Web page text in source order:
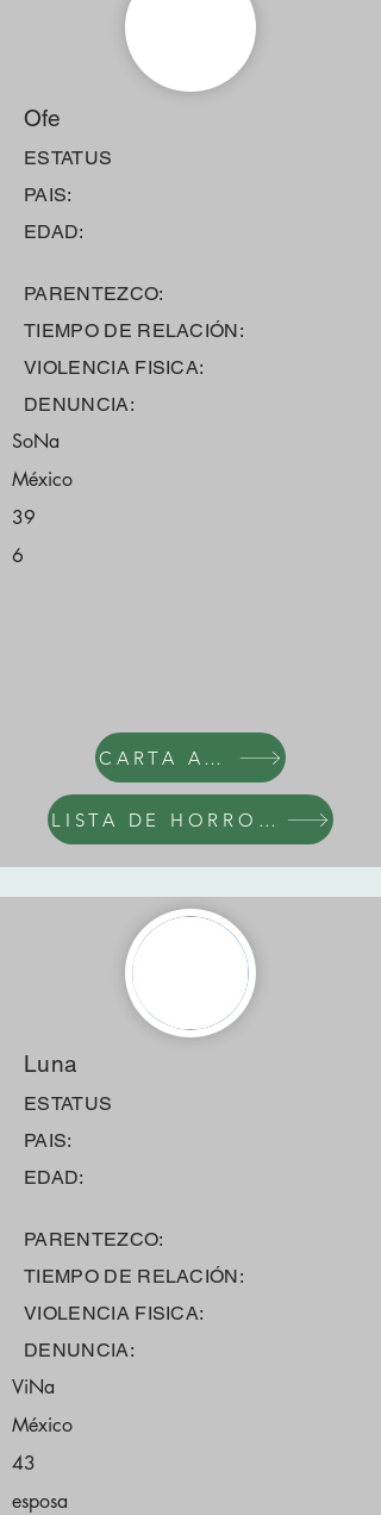
Ofe
ESTATUS
PAIS:
EDAD:
PARENTEZCO:
TIEMPO DE RELACIÓN:
VIOLENCIA FISICA:
DENUNCIA:
SoNa
México
39
6
CARTA AL NARCI
LISTA DE HORRORES
Luna
ESTATUS
PAIS:
EDAD:
PARENTEZCO:
TIEMPO DE RELACIÓN:
VIOLENCIA FISICA:
DENUNCIA:
ViNa
México
43
esposa